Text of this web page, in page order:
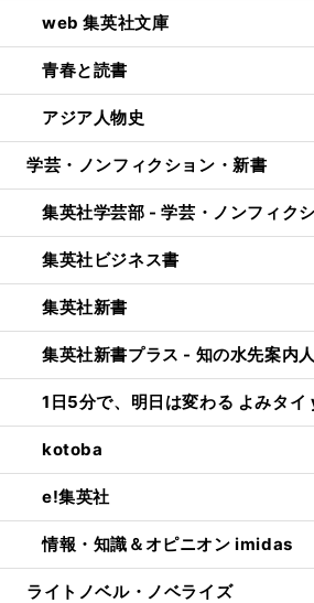
web 集英社文庫
青春と読書
アジア人物史
学芸・ノンフィクション・新書
集英社学芸部 - 学芸・ノンフィク
集英社ビジネス書
集英社新書
集英社新書プラス - 知の水先案内人
1日5分で、明日は変わる よみタ
kotoba
e!集英社
情報・知識＆オピニオン imidas
ライトノベル・ノベライズ